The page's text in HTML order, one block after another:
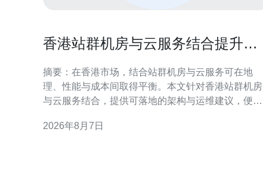
香港站群机房与云服务结合提升弹
摘要：在香港市场，结合站群机房与云服务可在地
理、性能与成本间取得平衡。本文针对香港站群机房
与云服务结合，提供可落地的架构与运维建议，便于
服务结合的必要性 香港作为区域网络枢纽，站群机房
2026年8月7日